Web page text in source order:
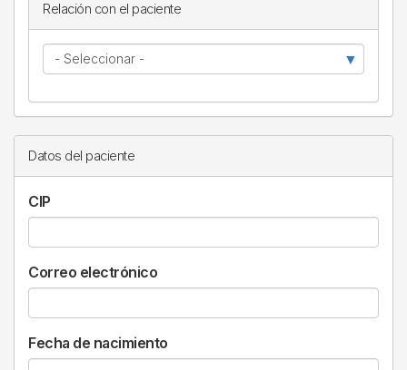
Relación con el paciente
Relación
con
el
paciente
Datos del paciente
CIP
Correo electrónico
Fecha de nacimiento